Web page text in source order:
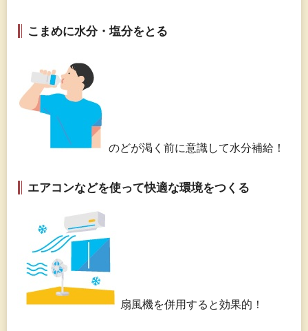
こまめに水分・塩分をとる
のどが渇く前に意識して水分補給！
エアコンなどを使って快適な環境をつくる
扇風機を併用すると効果的！